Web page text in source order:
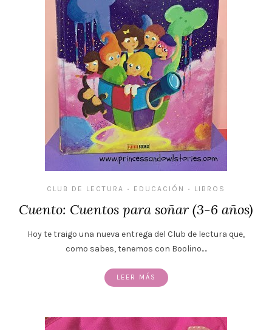
CLUB DE LECTURA • EDUCACIÓN • LIBROS
Cuento: Cuentos para soñar (3-6 años)
Hoy te traigo una nueva entrega del Club de lectura que,
como sabes, tenemos con Boolino.…
LEER MÁS